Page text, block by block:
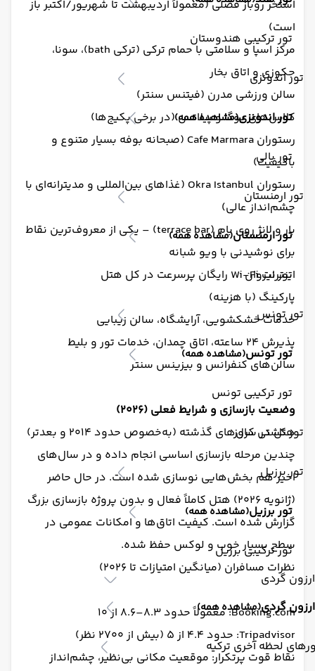
تور ترکیبی هندوستان
تور اندونزی
تور اندونزی(مشاهده همه)
تور بالی
تور ارمنستان
تور ارمنستان(مشاهده همه)
تور ایروان
تور تونس
تور تونس(مشاهده همه)
تور ترکیبی تونس
تور کشتی کروز
تور برزیل
تور برزیل(مشاهده همه)
تور ترکیبی برزیل
ارزون گردی
ارزون گردی(مشاهده همه)
لحظه آخری ترکیه
استخر روباز فصلی (معمولاً اردیبهشت تا شهریور/اکتبر باز
است)
مرکز اسپا و سلامتی با حمام ترکی (ترکی bath)، سونا،
جکوزی و اتاق بخار
سالن ورزشی مدرن (فیتنس سنتر)
کلاس‌های یوگا و پیلاتس (در برخی پکیج‌ها)
رستوران Cafe Marmara (صبحانه بوفه بسیار متنوع و
باکیفیت)
رستوران Okra Istanbul (غذاهای بین‌المللی و مدیترانه‌ای با
چشم‌انداز عالی)
بار و لانژ روی بام (terrace bar) – یکی از معروف‌ترین نقاط
برای نوشیدنی با ویو شبانه
اینترنت Wi-Fi رایگان پرسرعت در کل هتل
پارکینگ (با هزینه)
خدمات خشکشویی، آرایشگاه، سالن زیبایی
پذیرش ۲۴ ساعته، اتاق چمدان، خدمات تور و بلیط
سالن‌های کنفرانس و بیزینس سنتر
وضعیت بازسازی و شرایط فعلی (۲۰۲۶)
هتل در سال‌های گذشته (به‌خصوص حدود ۲۰۱۴ و بعدتر)
چندین مرحله بازسازی اساسی انجام داده و در سال‌های
اخیر هم بخش‌هایی نوسازی شده است. در حال حاضر
(ژانویه ۲۰۲۶) هتل کاملاً فعال و بدون پروژه بازسازی بزرگ
گزارش شده است. کیفیت اتاق‌ها و امکانات عمومی در
سطح بسیار خوب و لوکس حفظ شده.
نظرات مسافران (میانگین امتیازات تا ۲۰۲۶)
Booking.com: معمولاً حدود ۸.۳–۸.۶ از ۱۰
Tripadvisor: حدود ۴.۴ از ۵ (بیش از ۲۷۰۰ نظر)
نقاط قوت پرتکرار: موقعیت مکانی بی‌نظیر، چشم‌انداز